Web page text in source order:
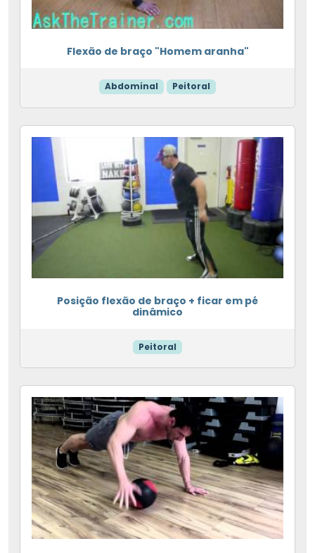
Flexão de braço "Homem aranha"
Abdominal Peitoral
Posição flexão de braço + ficar em pé
dinâmico
Peitoral